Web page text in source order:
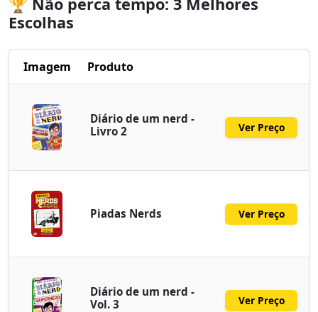
Escolhas
Imagem Produto
Diário de um nerd -
Livro 2
Ver Preço
Piadas Nerds Ver Preço
Diário de um nerd -
Vol. 3
Ver Preço